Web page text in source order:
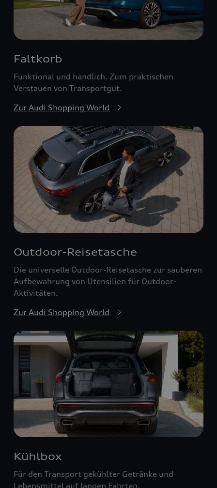
Faltkorb
Funktional und handlich. Zum praktischen
Verstauen von Transportgut.
Zur Audi Shopping World
Outdoor-Reisetasche
Die universelle Outdoor-Reisetasche zur sauberen
Aufbewahrung von Utensilien für Outdoor-
Aktivitäten.
Zur Audi Shopping World
Kühlbox
Für den Transport gekühlter Getränke und
Lebensmittel auf langen Fahrten.